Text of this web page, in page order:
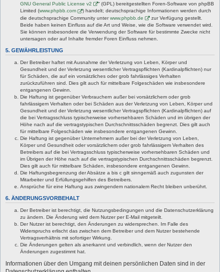
GNU General Public License v2
“ (GPL) bereitgestellten Foren-Software von phpBB
Limited (www.phpbb.com
) handelt; deutschsprachige Informationen werden durch
die deutschsprachige Community unterwww.phpbb.de
zur Verfügung gestellt.
Beide haben keinen Einfluss auf die Art und Weise, wie die Software verwendet wird.
Sie können insbesondere die Verwendung der Software für bestimmte Zwecke nicht
untersagen oder auf Inhalte fremder Foren Einfluss nehmen.
5. GEWÄHRLEISTUNG
Der Betreiber haftet mit Ausnahme der Verletzung von Leben, Körper und
Gesundheit und der Verletzung wesentlicher Vertragspflichten (Kardinalpflichten) nur
für Schäden, die auf ein vorsätzliches oder grob fahrlässiges Verhalten
zurückzuführen sind. Dies gilt auch für mittelbare Folgeschäden wie insbesondere
entgangenen Gewinn.
Die Haftung ist gegenüber Verbrauchern außer bei vorsätzlichem oder grob
fahrlässigem Verhalten oder bei Schäden aus der Verletzung von Leben, Körper und
Gesundheit und der Verletzung wesentlicher Vertragspflichten (Kardinalpflichten) auf
die bei Vertragsschluss typischerweise vorhersehbaren Schäden und im übrigen der
Höhe nach auf die vertragstypischen Durchschnittsschäden begrenzt. Dies gilt auch
für mittelbare Folgeschäden wie insbesondere entgangenen Gewinn.
Die Haftung ist gegenüber Unternehmern außer bei der Verletzung von Leben,
Körper und Gesundheit oder vorsätzlichem oder grob fahrlässigem Verhalten des
Betreibers auf die bei Vertragsschluss typischerweise vorhersehbaren Schäden und
im Übrigen der Höhe nach auf die vertragstypischen Durchschnittsschäden begrenzt.
Dies gilt auch für mittelbare Schäden, insbesondere entgangenen Gewinn.
Die Haftungsbegrenzung der Absätze a bis c gilt sinngemäß auch zugunsten der
Mitarbeiter und Erfüllungsgehilfen des Betreibers.
Ansprüche für eine Haftung aus zwingendem nationalem Recht bleiben unberührt.
6. ÄNDERUNGSVORBEHALT
Der Betreiber ist berechtigt, die Nutzungsbedingungen und die Datenschutzerklärung
zu ändern. Die Änderung wird dem Nutzer per E-Mail mitgeteilt.
Der Nutzer ist berechtigt, den Änderungen zu widersprechen. Im Falle des
Widerspruchs erlischt das zwischen dem Betreiber und dem Nutzer bestehende
Vertragsverhältnis mit sofortiger Wirkung.
Die Änderungen gelten als anerkannt und verbindlich, wenn der Nutzer den
Änderungen zugestimmt hat.
Informationen über den Umgang mit deinen persönlichen Daten sind in der